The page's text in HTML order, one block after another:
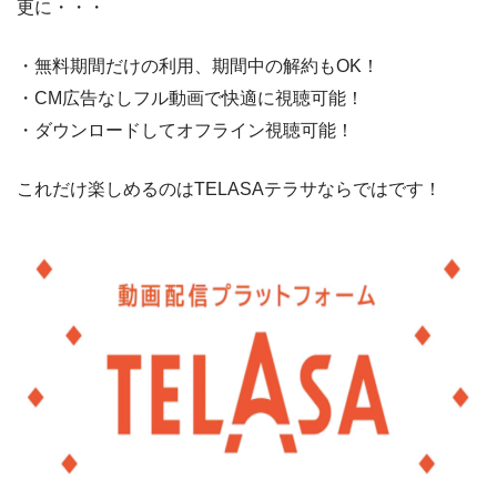
更に・・・
・無料期間だけの利用、期間中の解約もOK！
・CM広告なしフル動画で快適に視聴可能！
・ダウンロードしてオフライン視聴可能！
これだけ楽しめるのはTELASAテラサならではです！